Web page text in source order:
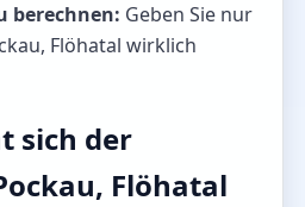
berechnen: Geben Sie nur
Flöhatal wirklich
sich der
Flöhatal